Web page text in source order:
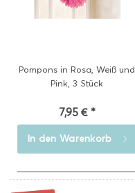
Pompons in Rosa, Weiß und
Pink, 3 Stück
7,95 € *
In den Warenkorb